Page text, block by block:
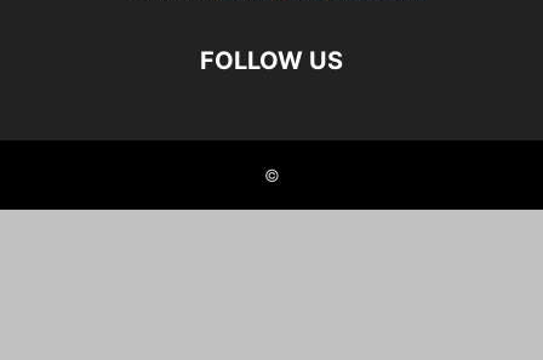
FOLLOW US
©